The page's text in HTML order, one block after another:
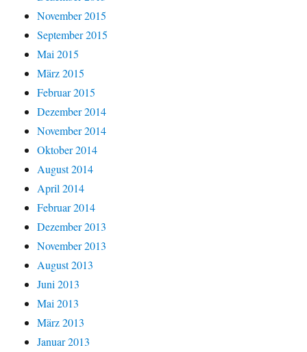
November 2015
September 2015
Mai 2015
März 2015
Februar 2015
Dezember 2014
November 2014
Oktober 2014
August 2014
April 2014
Februar 2014
Dezember 2013
November 2013
August 2013
Juni 2013
Mai 2013
März 2013
Januar 2013